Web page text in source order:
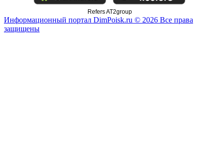
Refers AT2group
Информационный портал DimPoisk.ru © 2026 Все права
защищены